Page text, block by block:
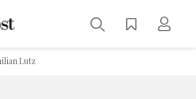
Lutz